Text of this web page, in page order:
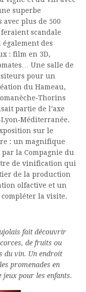
superbe
plus de 500
scandale
des
: film en 3D,
Une salle de
pour un
du Hameau,
partie de l’axe
sur le
: un magnifique
la Compagnie du
de vinification qui
de la production
olfactive et un
la visite.
fait découvrir
de fruits ou
du vin. Un endroit
promenades en
jeux pour les enfants.